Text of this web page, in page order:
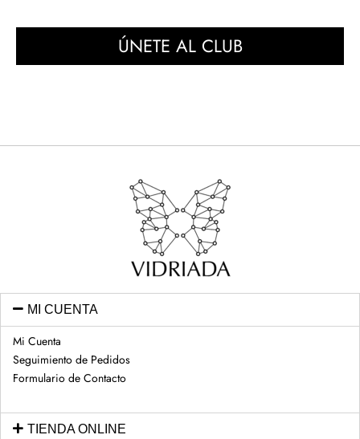
ÚNETE AL CLUB
MI CUENTA
Mi Cuenta
Seguimiento de Pedidos
Formulario de Contacto
TIENDA ONLINE